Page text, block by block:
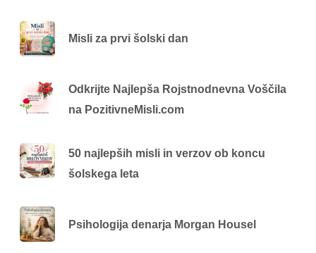
Misli za prvi šolski dan
Odkrijte Najlepša Rojstnodnevna Voščila
na PozitivneMisli.com
50 najlepših misli in verzov ob koncu
šolskega leta
Psihologija denarja Morgan Housel